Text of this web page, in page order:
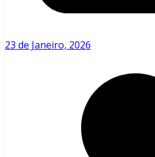
23 de Janeiro, 2026